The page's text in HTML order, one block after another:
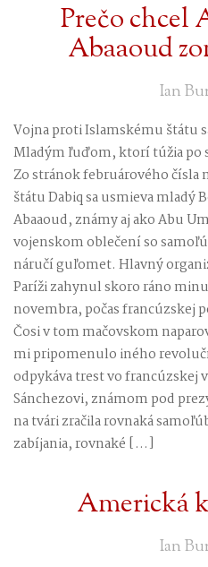
Prečo chcel
Abaaoud
Ian
Vojna proti Islamskému štátu
Mladým ľuďom, ktorí túžia po
Zo stránok februárového čísla
štátu Dabiq sa usmieva mladý
Abaaoud, známy aj ako Abu
vojenskom oblečení so
náručí guľomet. Hlavný
Paríži zahynul skoro ráno
novembra, počas francúzskej
Čosi v tom mačovskom
mi pripomenulo iného
odpykáva trest vo francúzskej
Sánchezovi, známom pod
na tvári zračila rovnaká
zabíjania, rovnaké […]
Americká
Ian